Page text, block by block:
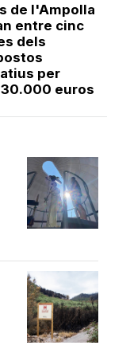
de l'Ampolla
entre cinc
dels
per
euros